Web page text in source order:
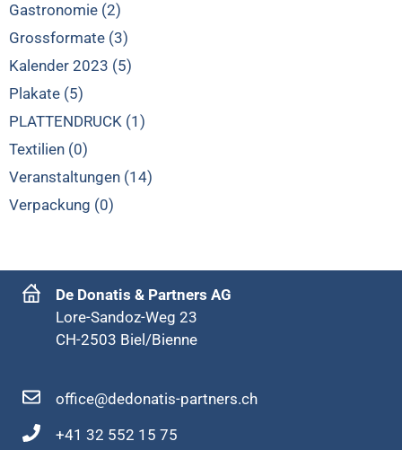
Gastronomie (2)
Grossformate (3)
Kalender 2023 (5)
Plakate (5)
PLATTENDRUCK (1)
Textilien (0)
Veranstaltungen (14)
Verpackung (0)
De Donatis & Partners AG
Lore-Sandoz-Weg 23
CH-2503 Biel/Bienne
office@dedonatis-partners.ch
+41 32 552 15 75